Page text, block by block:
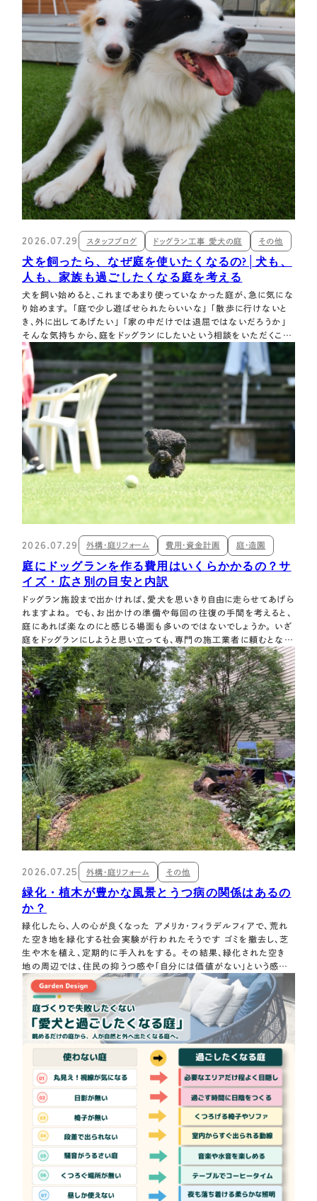
2026.07.29 スタッフブログ ドッグラン工事 愛犬の庭 その他
犬を飼ったら、なぜ庭を使いたくなるの?│犬も、
人も、家族も過ごしたくなる庭を考える
犬を飼い始めると、これまであまり使っていなかった庭が、急に気にな
り始めます。 「庭で少し遊ばせられたらいいな」 「散歩に行けないと
き、外に出してあげたい」 「家の中だけでは退屈ではないだろうか」
そんな気持ちから、庭をドッグランにしたいという相談をいただくこと
があります。 では、なぜ犬を飼うと庭を使いたくなるのでしょうか。 そ
れは、犬が庭に「使う理由」を与えてくれるからです。 庭が使われない
の…
2026.07.29 外構・庭リフォーム 費用・資金計画 庭・造園
庭にドッグランを作る費用はいくらかかるの？サ
イズ・広さ別の目安と内訳
ドッグラン施設まで出かければ、愛犬を思いきり自由に走らせてあげら
れますよね。 でも、お出かけの準備や毎回の往復の手間を考えると、
庭にあれば楽なのにと感じる場面も多いのではないでしょうか。 いざ
庭をドッグランにしようと思い立っても、専門の施工業者に頼むとなる
と「一体いくらかかるんだろう？」「自分たちでDIYした方が安上がりな
のかな？」と、なかなか一歩を踏み出せない、なんてことも。 実は、お
庭のドッグラ…
2026.07.25 外構・庭リフォーム その他
緑化・植木が豊かな風景とうつ病の関係はあるの
か？
緑化したら、人の心が良くなった アメリカ・フィラデルフィアで、荒れ
た空き地を緑化する社会実験が行われたそうです ゴミを撤去し、芝
生や木を植え、定期的に手入れをする。 その結果、緑化された空き
地の周辺では、住民の抑うつ感や「自分には価値がない」という感覚
が減ったというもの うつ病が治ったという話ではないらしい 私が興
味を持ったのは 荒れた場所を緑のある景色へ変えたら、そこに暮ら
す人の心の状態も良…